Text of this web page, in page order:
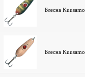
Блесна
Блесна